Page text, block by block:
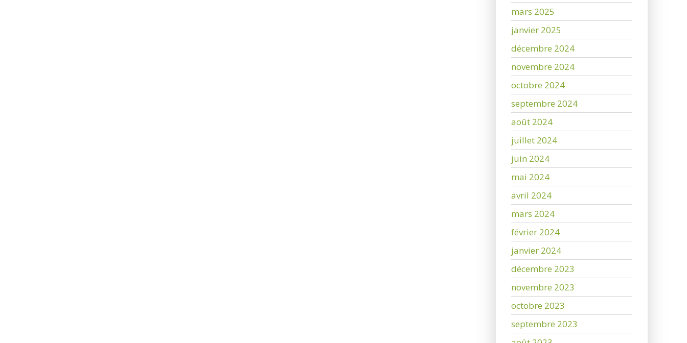
mars 2025
janvier 2025
décembre 2024
novembre 2024
octobre 2024
septembre 2024
août 2024
juillet 2024
juin 2024
mai 2024
avril 2024
mars 2024
février 2024
janvier 2024
décembre 2023
novembre 2023
octobre 2023
septembre 2023